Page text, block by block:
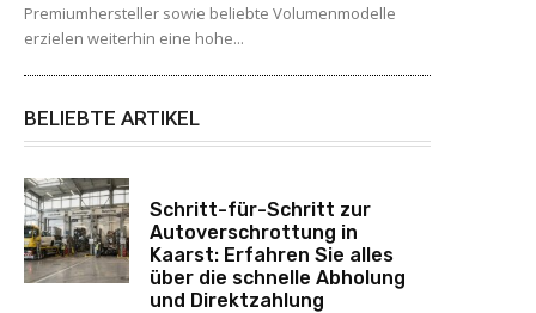
Premiumhersteller sowie beliebte Volumenmodelle
erzielen weiterhin eine hohe...
BELIEBTE ARTIKEL
Schritt-für-Schritt zur
Autoverschrottung in
Kaarst: Erfahren Sie alles
über die schnelle Abholung
und Direktzahlung